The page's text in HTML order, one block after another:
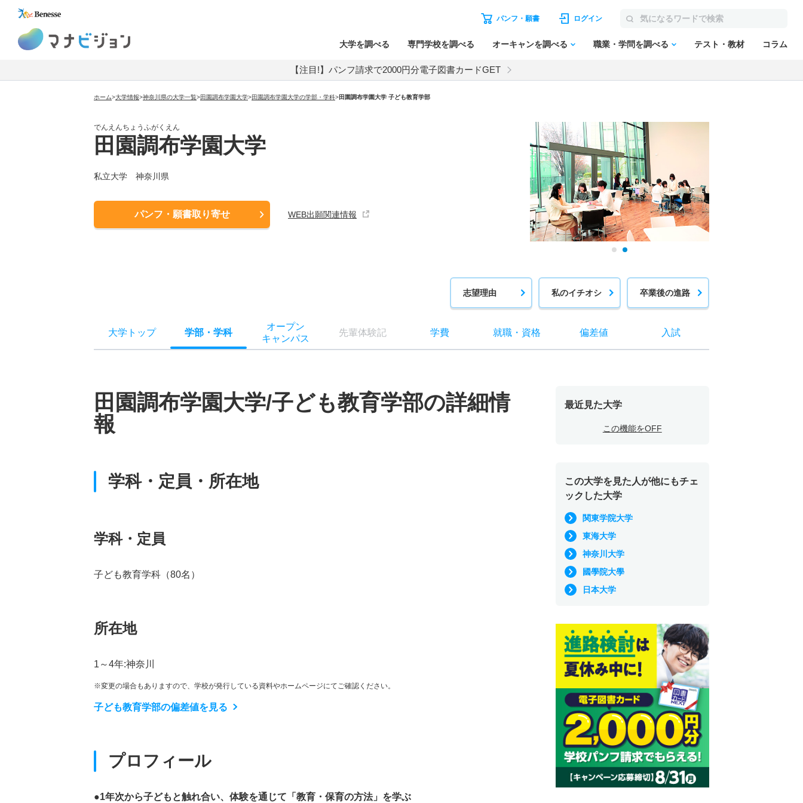
パンフ・願書 ログイン
大学を調べる 専門学校を調べる オーキャンを調べる 職業・学問を調べる テスト・教材 コラム
【注目!】パンフ請求で2000円分電子図書カードGET
ホーム>大学情報>神奈川県の大学一覧>田園調布学園大学>田園調布学園大学の学部・学科>田園調布学園大学 子ども教育学部
でんえんちょうふがくえん
田園調布学園大学
私立大学 神奈川県
パンフ・願書取り寄せ WEB出願関連情報
志望理由 私のイチオシ 卒業後の進路
大学トップ 学部 ・ 学科
オープン
キャンパス
先輩体験記 学費 就職・ 資格 偏差値 入試
田園調布学園大学/子ども教育学部の詳細情
報
学科・定員・所在地
学科・定員
子ども教育学科（80名）
所在地
1～4年:神奈川
※変更の場合もありますので、学校が発行している資料やホームページにてご確認ください。
子ども教育学部の偏差値を見る
プロフィール
●1年次から子どもと触れ合い、体験を通じて「教育・保育の方法」を学ぶ
最近見た大学
この機能をOFF
この大学を見た人が他にもチェ
ックした大学
関東学院大学
東海大学
神奈川大学
國學院大學
日本大学